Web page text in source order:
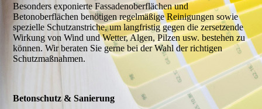
Besonders exponierte Fassadenoberflächen und
Betonoberflächen benötigen regelmäßige Reinigungen sowie
spezielle Schutzanstriche, um langfristig gegen die zersetzende
Wirkung von Wind und Wetter, Algen, Pilzen usw. bestehen zu
können. Wir beraten Sie gerne bei der Wahl der richtigen
Schutzmaßnahmen.
Betonschutz & Sanierung